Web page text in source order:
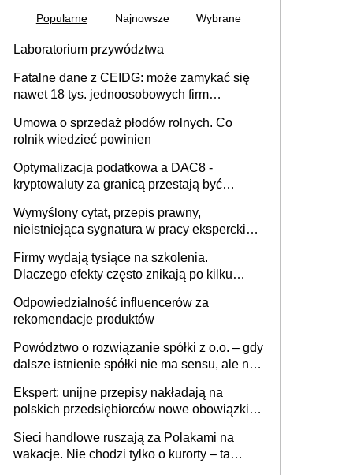
Popularne Najnowsze Wybrane
Laboratorium przywództwa
Fatalne dane z CEIDG: może zamykać się
nawet 18 tys. jednoosobowych firm
Umowa o sprzedaż płodów rolnych. Co
rolnik wiedzieć powinien
Optymalizacja podatkowa a DAC8 -
kryptowaluty za granicą przestają być
Wymyślony cytat, przepis prawny,
nieistniejąca sygnatura w pracy eksperckiej -
firmie
Firmy wydają tysiące na szkolenia.
Dlaczego efekty często znikają po kilku
Odpowiedzialność influencerów za
rekomendacje produktów
Powództwo o rozwiązanie spółki z o.o. – gdy
dalsze istnienie spółki nie ma sensu, ale nie
Ekspert: unijne przepisy nakładają na
polskich przedsiębiorców nowe obowiązki w
Sieci handlowe ruszają za Polakami na
wakacje. Nie chodzi tylko o kurorty – ta